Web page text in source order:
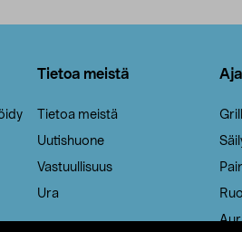
Tietoa meistä
Tietoa meistä
Uutishuone
Vastuullisuus
Ura